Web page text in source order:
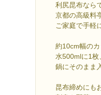
利尻昆布なら
京都の高級料
ご家庭で手軽
約10cm幅のカ
水500mlに1枚
鍋にそのまま
昆布締めにも